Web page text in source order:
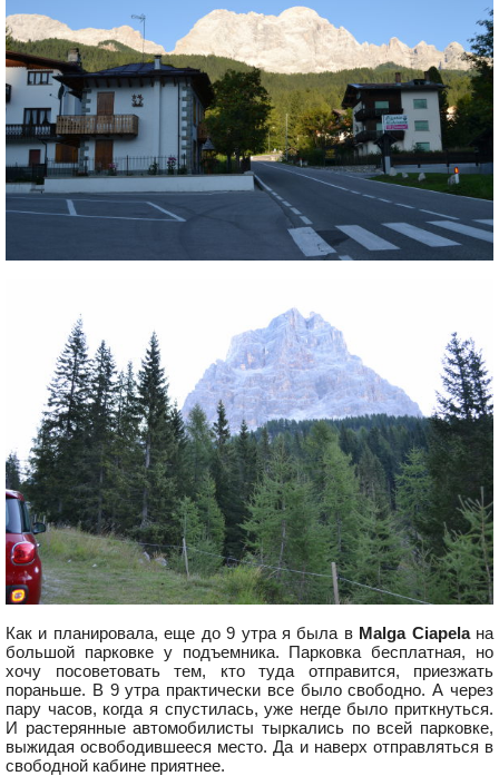
Как и планировала, еще до 9 утра я была в Malga Ciapelaна
большой парковке у подъемника. Парковка бесплатная, но
хочу посоветовать тем, кто туда отправится, приезжать
пораньше. В 9 утра практически все было свободно. А через
пару часов, когда я спустилась, уже негде было приткнуться.
И растерянные автомобилисты тыркались по всей парковке,
выжидая освободившееся место. Да и наверх отправляться в
свободной кабине приятнее.